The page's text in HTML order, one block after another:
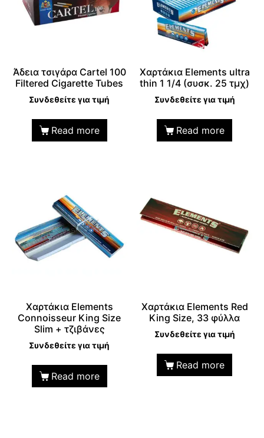
Άδεια τσιγάρα Cartel 100
Filtered Cigarette Tubes
Συνδεθείτε για τιμή
Read more
Χαρτάκια Elements ultra
thin 1 1/4 (συσκ. 25 τμχ)
Συνδεθείτε για τιμή
Read more
Χαρτάκια Elements
Connoisseur King Size
Slim + τζιβάνες
Συνδεθείτε για τιμή
Read more
Χαρτάκια Elements Red
King Size, 33 φύλλα
Συνδεθείτε για τιμή
Read more